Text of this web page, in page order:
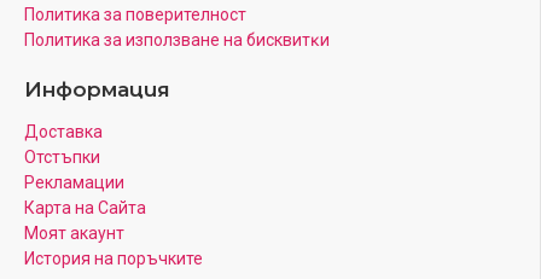
Политика за поверителност
Πoлитика зa изпoлзвaнe нa бисквитĸи
Информация
Доставка
Отстъпки
Рекламации
Карта на Сайта
Моят акаунт
История на поръчките